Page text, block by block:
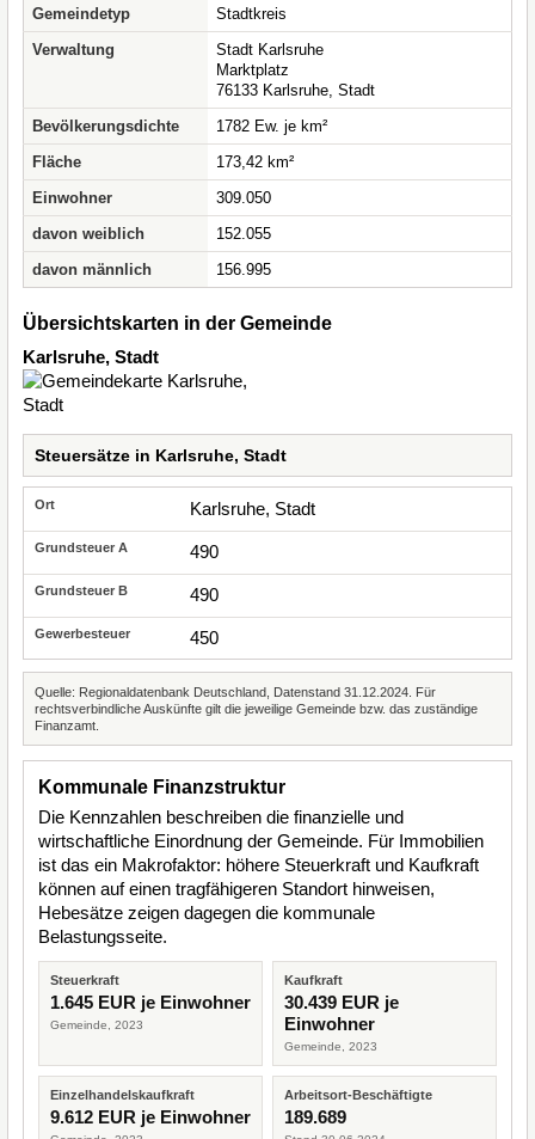
Gemeindetyp
Stadtkreis
Verwaltung
Stadt Karlsruhe
Marktplatz
76133 Karlsruhe, Stadt
Bevölkerungsdichte
1782 Ew. je km²
Fläche
173,42 km²
Einwohner
309.050
davon weiblich
152.055
davon männlich
156.995
Übersichtskarten in der Gemeinde
Karlsruhe, Stadt
Steuersätze in Karlsruhe, Stadt
Karlsruhe, Stadt
490
490
450
Quelle: Regionaldatenbank Deutschland, Datenstand 31.12.2024. Für
rechtsverbindliche Auskünfte gilt die jeweilige Gemeinde bzw. das zuständige
Finanzamt.
Kommunale Finanzstruktur
Die Kennzahlen beschreiben die finanzielle und
wirtschaftliche Einordnung der Gemeinde. Für Immobilien
ist das ein Makrofaktor: höhere Steuerkraft und Kaufkraft
können auf einen tragfähigeren Standort hinweisen,
Hebesätze zeigen dagegen die kommunale
Belastungsseite.
Steuerkraft
1.645 EUR je Einwohner
Gemeinde, 2023
Kaufkraft
30.439 EUR je
Einwohner
Gemeinde, 2023
Einzelhandelskaufkraft
9.612 EUR je Einwohner
Arbeitsort-Beschäftigte
189.689